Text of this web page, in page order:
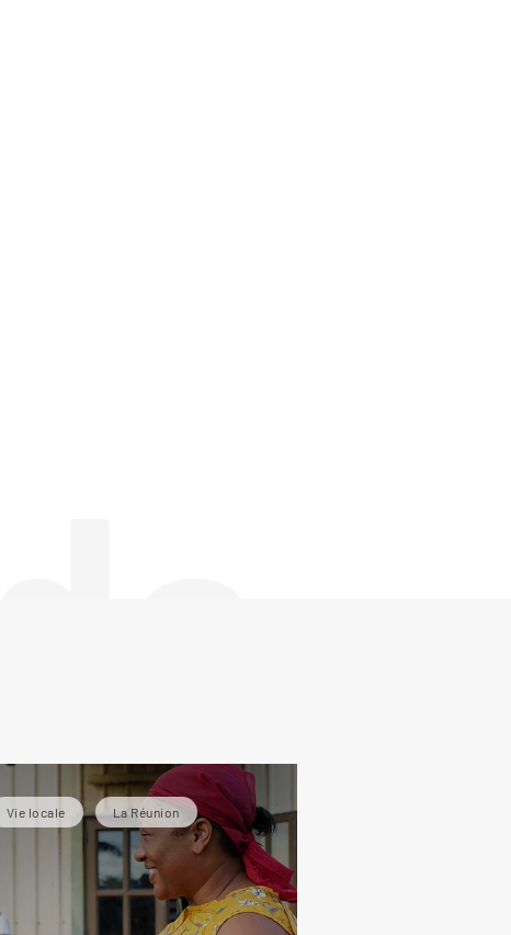
Vie locale La Réunion